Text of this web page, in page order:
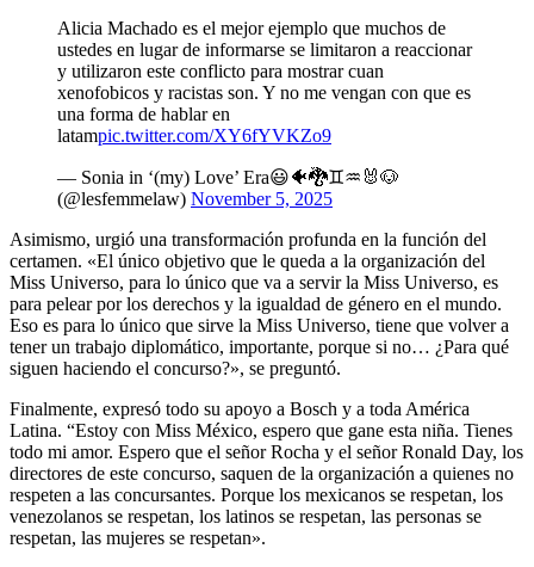
Alicia Machado es el mejor ejemplo que muchos de
ustedes en lugar de informarse se limitaron a reaccionar
y utilizaron este conflicto para mostrar cuan
xenofobicos y racistas son. Y no me vengan con que es
una forma de hablar en
latampic.twitter.com/XY6fYVKZo9
— Sonia in ‘(my) Love’ Era😃🐠🐉♊♒🐰🐶
(@lesfemmelaw) November 5, 2025
Asimismo, urgió una transformación profunda en la función del
certamen. «El único objetivo que le queda a la organización del
Miss Universo, para lo único que va a servir la Miss Universo, es
para pelear por los derechos y la igualdad de género en el mundo.
Eso es para lo único que sirve la Miss Universo, tiene que volver a
tener un trabajo diplomático, importante, porque si no… ¿Para qué
siguen haciendo el concurso?», se preguntó.
Finalmente, expresó todo su apoyo a Bosch y a toda América
Latina. “Estoy con Miss México, espero que gane esta niña. Tienes
todo mi amor. Espero que el señor Rocha y el señor Ronald Day, los
directores de este concurso, saquen de la organización a quienes no
respeten a las concursantes. Porque los mexicanos se respetan, los
venezolanos se respetan, los latinos se respetan, las personas se
respetan, las mujeres se respetan».